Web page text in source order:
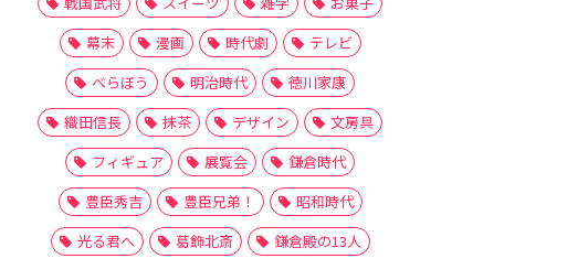
幕末
漫画 時代劇
テレビ
べらぼう
明治時代
徳川家康
織田信長
抹茶 デザイン
文房具
フィギュア
展覧会
鎌倉時代
豊臣秀吉
豊臣兄弟！
昭和時代
光る君へ
葛飾北斎 鎌倉殿の13人